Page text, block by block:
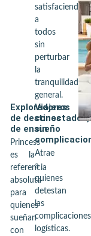
satisfaciendo
a
todos
sin
perturbar
la
tranquilidad
general.
Exploradores
de destinos
de ensueño
Princess
es la
referencia
absoluta
para
quienes
sueñan
con
Viajeros
conectados,
sin
Atrae
a
quienes
detestan
las
complicaciones
logísticas.